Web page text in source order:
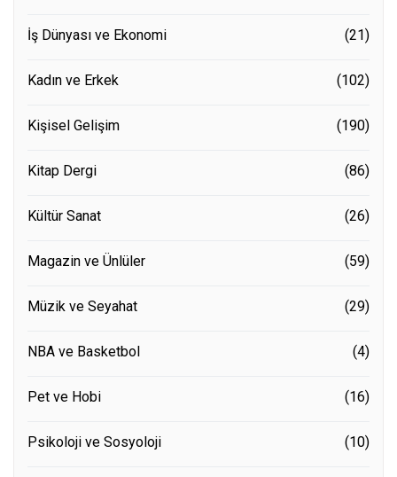
İş Dünyası ve Ekonomi (21)
Kadın ve Erkek (102)
Kişisel Gelişim (190)
Kitap Dergi (86)
Kültür Sanat (26)
Magazin ve Ünlüler (59)
Müzik ve Seyahat (29)
NBA ve Basketbol (4)
Pet ve Hobi (16)
Psikoloji ve Sosyoloji (10)